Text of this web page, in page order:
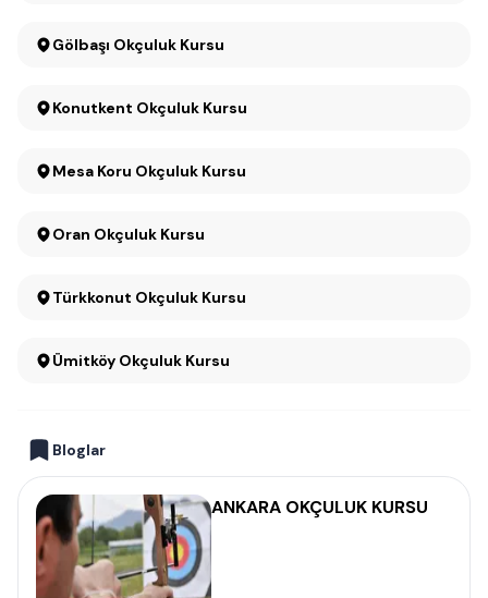
Gölbaşı Okçuluk Kursu
Konutkent Okçuluk Kursu
Mesa Koru Okçuluk Kursu
Oran Okçuluk Kursu
Türkkonut Okçuluk Kursu
Ümitköy Okçuluk Kursu
Bloglar
ANKARA OKÇULUK KURSU